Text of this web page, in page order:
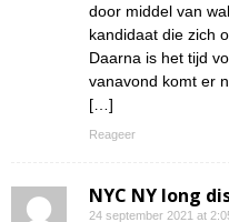
door middel van
kandidaat die zich
Daarna is het tijd
vanavond komt er
[…]
Reageer
NYC NY long
24 september 2021 at